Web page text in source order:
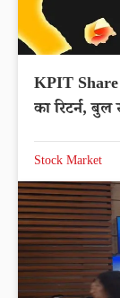
KPIT
का रिटर्न,
Stock Market